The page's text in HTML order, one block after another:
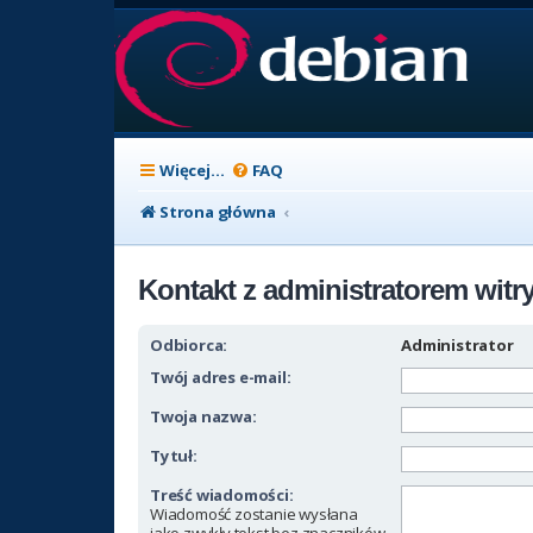
Więcej…
FAQ
Strona główna
Kontakt z administratorem
Odbiorca:
Administrator
Twój adres e-mail:
Twoja nazwa:
Tytuł:
Treść wiadomości:
Wiadomość zostanie wysłana